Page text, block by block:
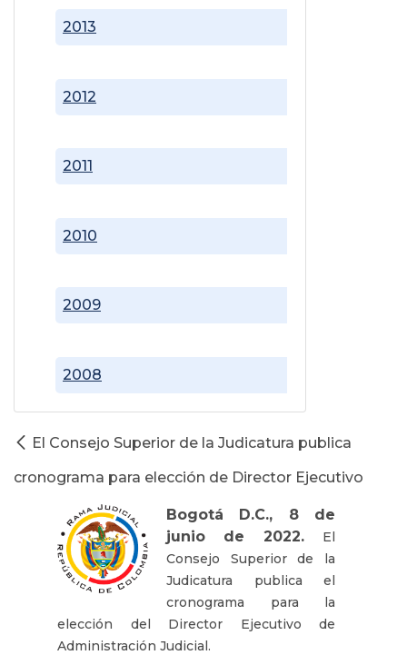
2008
2009
2010
2011
2012
2013
El Consejo Superior de la Judicatura publica
cronograma para elección de Director Ejecutivo
Bogotá D.C., 8 de
junio de 2022. El
Consejo Superior de la
Judicatura publica el
cronograma para la
elección del Director Ejecutivo de
Administración Judicial.